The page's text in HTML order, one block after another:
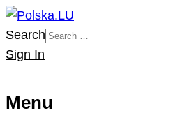
Search
Sign In
Menu